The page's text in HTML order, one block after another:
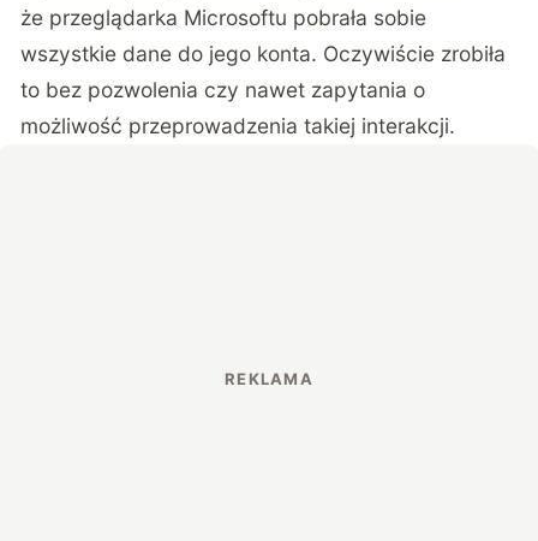
że przeglądarka Microsoftu pobrała sobie
wszystkie dane do jego konta. Oczywiście zrobiła
to bez pozwolenia czy nawet zapytania o
możliwość przeprowadzenia takiej interakcji.